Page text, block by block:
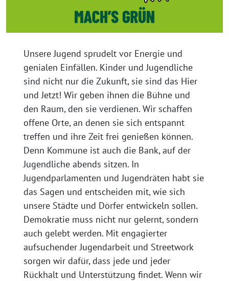
Unsere Jugend sprudelt vor Energie und
genialen Einfällen. Kinder und Jugendliche
sind nicht nur die Zukunft, sie sind das Hier
und Jetzt! Wir geben ihnen die Bühne und
den Raum, den sie verdienen. Wir schaffen
offene Orte, an denen sie sich entspannt
treffen und ihre Zeit frei genießen können.
Denn Kommune ist auch die Bank, auf der
Jugendliche abends sitzen. In
Jugendparlamenten und Jugendräten habt sie
das Sagen und entscheiden mit, wie sich
unsere Städte und Dörfer entwickeln sollen.
Demokratie muss nicht nur gelernt, sondern
auch gelebt werden. Mit engagierter
aufsuchender Jugendarbeit und Streetwork
sorgen wir dafür, dass jede und jeder
Rückhalt und Unterstützung findet. Wenn wir